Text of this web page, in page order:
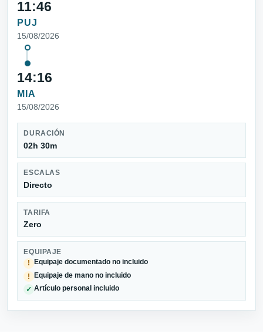
11:46
PUJ
15/08/2026
14:16
MIA
15/08/2026
DURACIÓN
02h 30m
ESCALAS
Directo
TARIFA
Zero
EQUIPAJE
!
Equipaje documentado no incluido
! Equipaje de mano no incluido
✓ Artículo personal incluido